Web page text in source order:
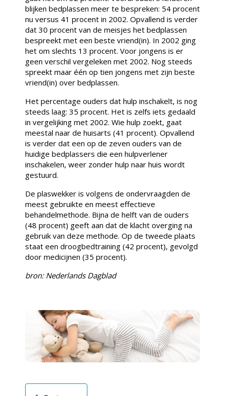
blijken bedplassen meer te bespreken: 54 procent
nu versus 41 procent in 2002. Opvallend is verder
dat 30 procent van de meisjes het bedplassen
bespreekt met een beste vriend(in). In 2002 ging
het om slechts 13 procent. Voor jongens is er
geen verschil vergeleken met 2002. Nog steeds
spreekt maar één op tien jongens met zijn beste
vriend(in) over bedplassen.
Het percentage ouders dat hulp inschakelt, is nog
steeds laag: 35 procent. Het is zelfs iets gedaald
in vergelijking met 2002. Wie hulp zoekt, gaat
meestal naar de huisarts (41 procent). Opvallend
is verder dat een op de zeven ouders van de
huidige bedplassers die een hulpverlener
inschakelen, weer zonder hulp naar huis wordt
gestuurd.
De plaswekker is volgens de ondervraagden de
meest gebruikte en meest effectieve
behandelmethode. Bijna de helft van de ouders
(48 procent) geeft aan dat de klacht overging na
gebruik van deze methode. Op de tweede plaats
staat een droogbedtraining (42 procent), gevolgd
door medicijnen (35 procent).
bron: Nederlands Dagblad